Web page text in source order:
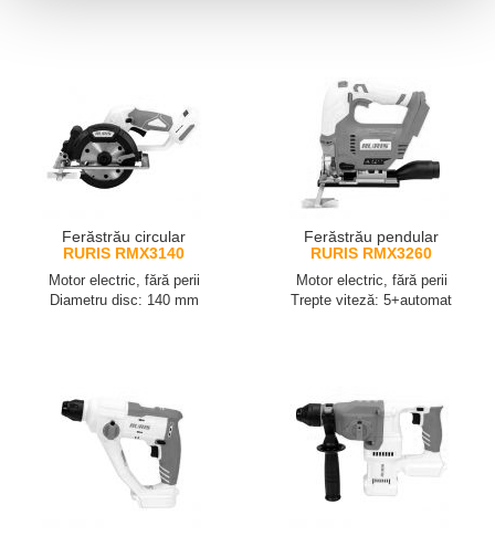
Ferăstrău circular
RURIS RMX3140
Motor electric, fără perii
Diametru disc: 140 mm
Ferăstrău pendular
RURIS RMX3260
Motor electric, fără perii
Trepte viteză: 5+automat